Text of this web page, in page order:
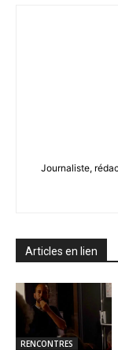
Journaliste,
Articles en lien
RENCONTRES